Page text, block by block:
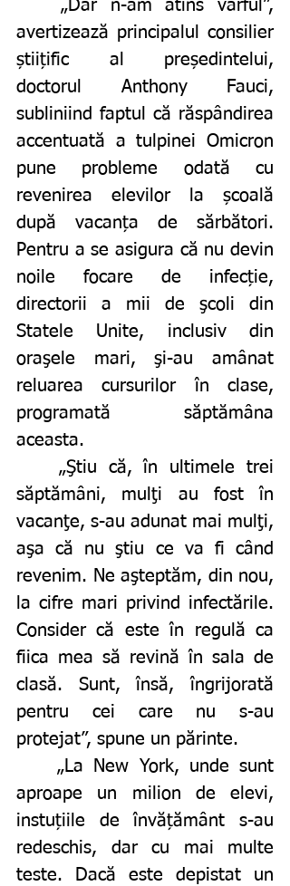
avertizează principalul consilier
știițific al președintelui,
doctorul Anthony Fauci,
subliniind faptul că răspândirea
accentuată a tulpinei Omicron
pune probleme odată cu
revenirea elevilor la școală
după vacanța de sărbători.
Pentru a se asigura că nu devin
noile focare de infecție,
directorii a mii de şcoli din
Statele Unite, inclusiv din
oraşele mari, şi-au amânat
reluarea cursurilor în clase,
programată săptămâna
aceasta.
săptămâni, mulţi au fost în
vacanţe, s-au adunat mai mulţi,
aşa că nu ştiu ce va fi când
revenim. Ne aşteptăm, din nou,
la cifre mari privind infectările.
Consider că este în regulă ca
fiica mea să revină în sala de
clasă. Sunt, însă, îngrijorată
pentru cei care nu s-au
protejat”, spune un părinte.
	„La New York, unde sunt
aproape un milion de elevi,
instuțiile de învățământ s-au
redeschis, dar cu mai multe
teste. Dacă este depistat un